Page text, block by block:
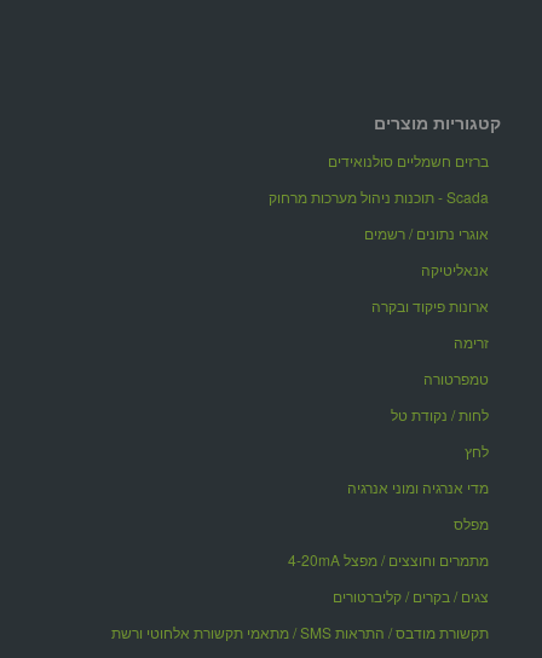
קטגוריות מוצרים
ברזים חשמליים סולנואידים
Scada - תוכנות ניהול מערכות מרחוק
אוגרי נתונים / רשמים
אנאליטיקה
ארונות פיקוד ובקרה
זרימה
טמפרטורה
לחות / נקודת טל
לחץ
מדי אנרגיה ומוני אנרגיה
מפלס
מתמרים וחוצצים / מפצל 4-20mA
צגים / בקרים / קליברטורים
תקשורת מודבס / התראות SMS / מתאמי תקשורת אלחוטי ורשת